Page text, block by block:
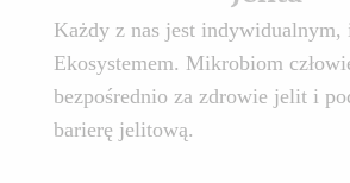
Każdy z nas jest indywidualnym,
Ekosystemem. Mikrobiom
bezpośrednio za zdrowie jelit i
barierę jelitową.